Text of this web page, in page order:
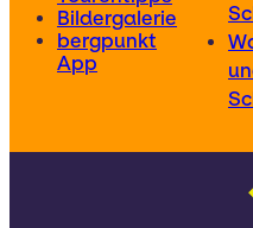
Bildergalerie
bergpunkt
App